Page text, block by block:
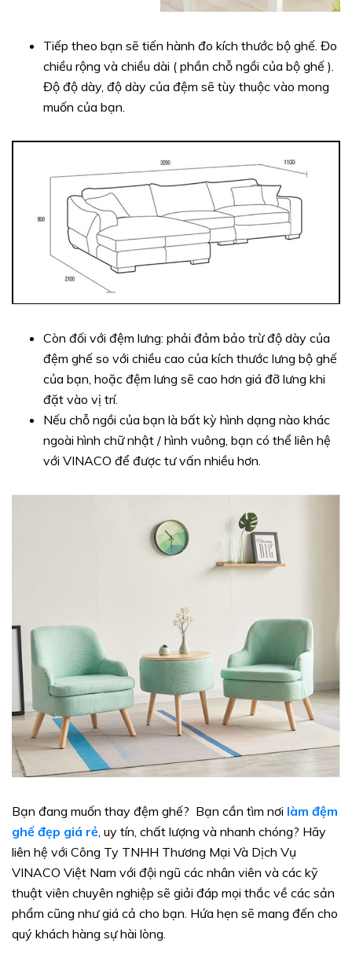
Tiếp theo bạn sẽ tiến hành đo kích thước bộ ghế. Đo
chiều rộng và chiều dài ( phần chỗ ngồi của bộ ghế ).
Độ độ dày, độ dày của đệm sẽ tùy thuộc vào mong
muốn của bạn.
Còn đối với đệm lưng: phải đảm bảo trừ độ dày của
đệm ghế so với chiều cao của kích thước lưng bộ ghế
của bạn, hoặc đệm lưng sẽ cao hơn giá đỡ lưng khi
đặt vào vị trí.
Nếu chỗ ngồi của bạn là bất kỳ hình dạng nào khác
ngoài hình chữ nhật / hình vuông, bạn có thể liên hệ
với VINACO để được tư vấn nhiều hơn.
Bạn đang muốn thay đệm ghế? Bạn cần tìm nơi làm đệm
ghế đẹp giá rẻ, uy tín, chất lượng và nhanh chóng? Hãy
liên hệ với Công Ty TNHH Thương Mại Và Dịch Vụ
VINACO Việt Nam với đội ngũ các nhân viên và các kỹ
thuật viên chuyên nghiệp sẽ giải đáp mọi thắc về các sản
phẩm cũng như giá cả cho bạn. Hứa hẹn sẽ mang đến cho
quý khách hàng sự hài lòng.